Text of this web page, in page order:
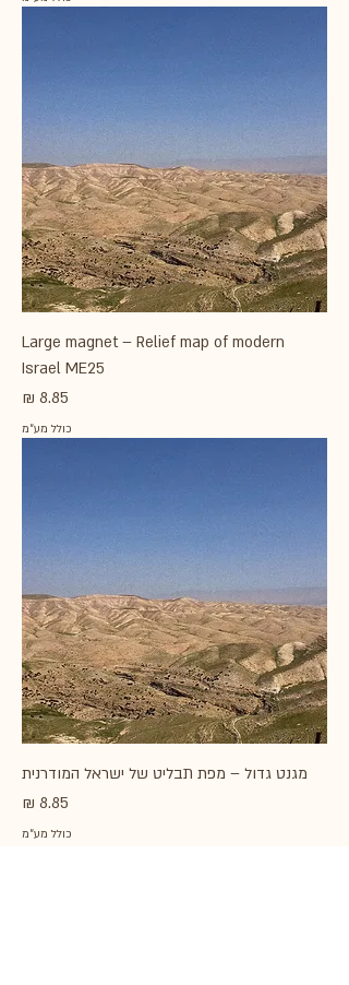
Large magnet – Relief map of modern
Israel ME25
מחיר
כולל מע״מ
מגנט גדול – מפת תבליט של ישראל המודרנית
מחיר
כולל מע״מ